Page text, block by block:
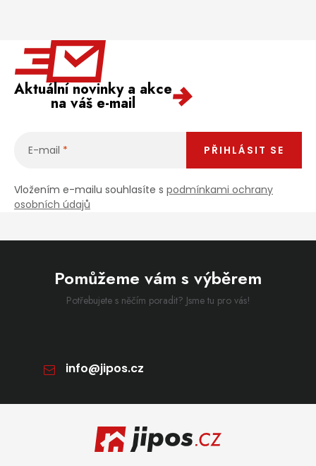
Aktuální novinky a akce
na váš e-mail
E-mail
Vložením e-mailu souhlasíte s podmínkami ochrany
osobních údajů
PŘIHLÁSIT SE
Pomůžeme vám s výběrem
Potřebujete s něčím poradit? Jsme tu pro vás!
info@jipos.cz
Zápatí